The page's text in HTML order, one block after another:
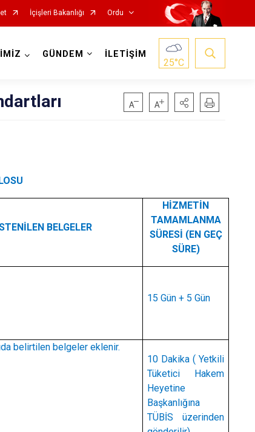
İçişleri Bakanlığı Ordu
Korgan
Kumru
GÜNDEM İLETİŞİM
25°C
BELGELER
HİZMETİN
TAMAMLANMA
SÜRESİ (EN GEÇ
SÜRE)
15 Gün + 5 Gün
belirtilen belgeler eklenir.
10 Dakika ( Yetkili
Tüketici Hakem
Heyetine
Başkanlığına
TÜBİS üzerinden